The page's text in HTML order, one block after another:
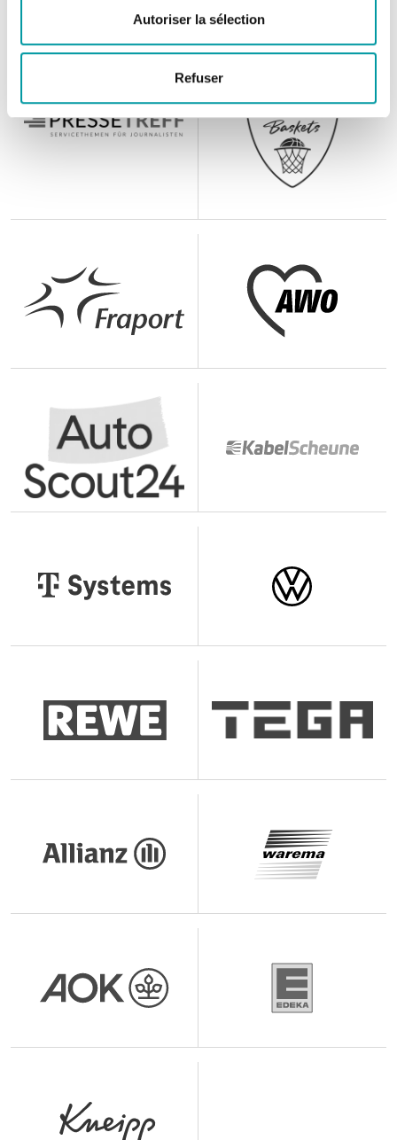
accède à des informations sur votre terminal (cookies et
autres traceurs) lors de votre navigation sur la
mesurer l'audience et la performance de la Plateforme,
de réaliser des statistiques d'usage ou encore de
personnaliser votre expérience utilisateur. Sauf dans le
informations stockées ne sont transmises à aucun tiers.
n'affectera pas votre navigation sur la Plateforme.
Vous pouvez choisir d'accepter ou de refuser l'ensemble
des cookies (sauf les cookies fonctionnels qui sont
Personnaliser vos choix » vous permet par ailleurs de
des cookies et traceurs que vous souhaitez accepter ou
refuser. Votre choix sera conservé pendant une durée de
[•3] mois, à l'issue de laquelle ce message vous sera à
nouveau affiché.
Vous pouvez modifier votre choix à tout moment en
Autoriser la sélection
Refuser